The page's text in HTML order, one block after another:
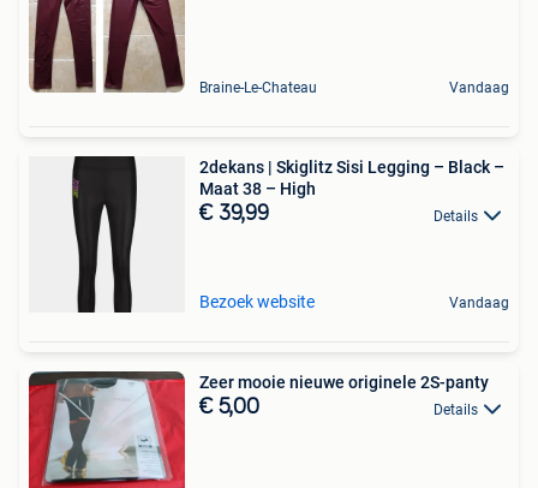
Braine-Le-Chateau Vandaag
2dekans | Skiglitz Sisi Legging – Black –
Maat 38 – High
€ 39,99 Details
Bezoek website Vandaag
Zeer mooie nieuwe originele 2S-panty
€ 5,00 Details